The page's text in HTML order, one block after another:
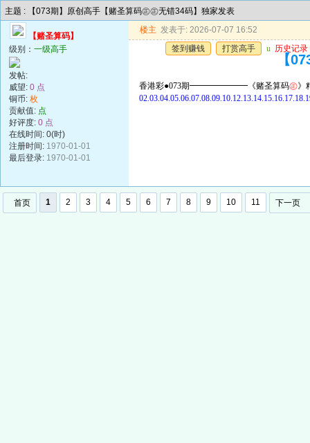
主题 : 【073期】原创高手【赌圣算码㊣㊣无错34码】独家发表
【赌圣算码】
级别： 一级高手
发帖:
威望: 0 点
铜币: 枚
贡献值: 点
好评度: 0 点
在线时间: 0(时)
注册时间: 1970-01-01
最后登录: 1970-01-01
楼主 发表于: 2026-07-07 16:52
签到赚钱
打赏高手 u 历史记录
【
香港彩●073期━━━━━━━《赌圣算码㊣》
首页 1 2 3 4 5 6 7 8 9 10 11 下一页